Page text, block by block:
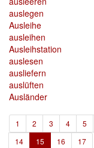
auslegen
Ausleihe
ausleihen
Ausleihstation
auslesen
ausliefern
auslüften
Ausländer
1 2 3 4 5
14
15 (current)
16 17